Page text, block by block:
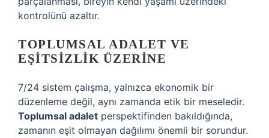
kontrolünü azaltır.
TOPLUMSAL ADALET VE
EŞITSIZLIK ÜZERINE
7/24 sistem çalışma, yalnızca ekonomik bir
düzenleme değil, aynı zamanda etik bir meseledir.
Toplumsal adalet perspektifinden bakıldığında,
zamanın eşit olmayan dağılımı önemli bir sorundur.